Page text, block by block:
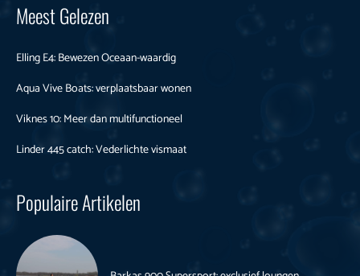
Meest Gelezen
Elling E4: Bewezen Oceaan-waardig
Aqua Vive Boats: verplaatsbaar wonen
Viknes 10: Meer dan multifunctioneel
Linder 445 catch: Vederlichte vismaat
Populaire Artikelen